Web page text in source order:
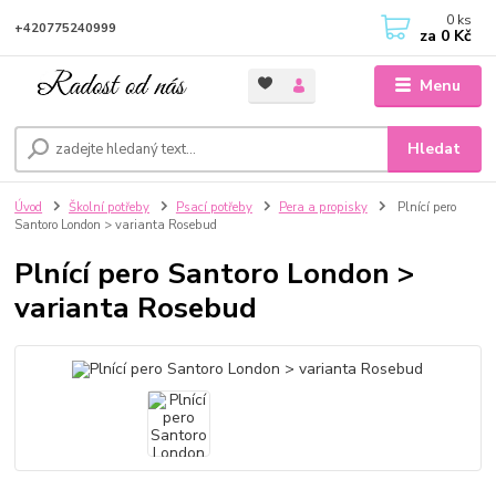
Menu
Hledat
+420775240999 0 ks
za 0 Kč
Úvod Školní potřeby Psací potřeby Pera a propisky
Plnící pero
Santoro London > varianta Rosebud
Plnící pero Santoro London >
varianta Rosebud